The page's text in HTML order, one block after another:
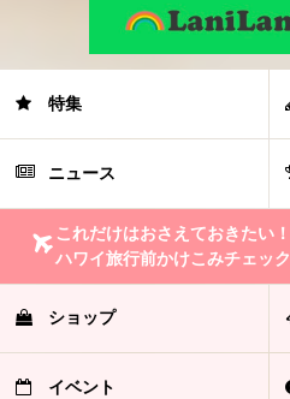
特集
ニュース
これだけはおさえておきたい！
ハワイ旅行前かけこみチェック
ショップ
イベント